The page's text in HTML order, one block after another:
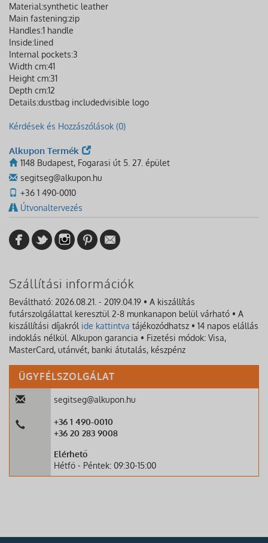
Material:synthetic leather
Main fastening:zip
Handles:1 handle
Inside:lined
Internal pockets:3
Width cm:41
Height cm:31
Depth cm:12
Details:dustbag includedvisible logo
Kérdések és Hozzászólások (0)
Alkupon Termék
1148 Budapest, Fogarasi út 5. 27. épület
segitseg@alkupon.hu
+36 1 490-0010
Útvonaltervezés
Szállítási információk
Beváltható: 2026.08.21. - 2019.04.19 • A kiszállítás
futárszolgálattal keresztül 2-8 munkanapon belül várható • A
kiszállítási díjakról ide kattintva tájékozódhatsz • 14 napos elállás
indoklás nélkül. Alkupon garancia • Fizetési módok: Visa,
MasterCard, utánvét, banki átutalás, készpénz
ÜGYFÉLSZOLGÁLAT
segitseg@alkupon.hu
+36 1 490-0010
+36 20 283 9008
Elérhető
Hétfő - Péntek: 09:30-15:00